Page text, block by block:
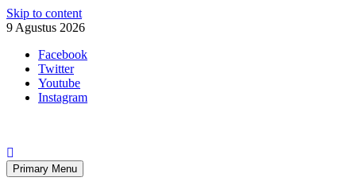
Skip to content
9 Agustus 2026
Facebook
Twitter
Youtube
Instagram
Primary Menu